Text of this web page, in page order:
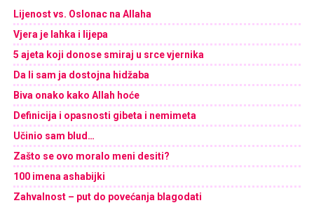
Lijenost vs. Oslonac na Allaha
Vjera je lahka i lijepa
5 ajeta koji donose smiraj u srce vjernika
Da li sam ja dostojna hidžaba
Biva onako kako Allah hoće
Definicija i opasnosti gibeta i nemimeta
Učinio sam blud…
Zašto se ovo moralo meni desiti?
100 imena ashabijki
Zahvalnost – put do povećanja blagodati